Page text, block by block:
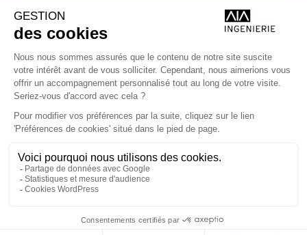
Angers
Angers
La Station A,
14 boulevard Yvonne Poirel
+33 (0)2 41 36 88 50
Écrire
aia.ingenierie.angers@a-